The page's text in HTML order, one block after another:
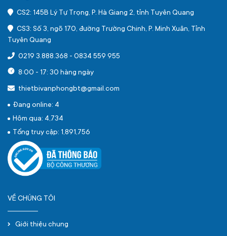
CS2: 145B Lý Tự Trọng, P. Hà Giang 2, tỉnh Tuyên Quang
CS3: Số 3, ngõ 170, đường Trường Chinh, P. Minh Xuân, Tỉnh
Tuyên Quang
0219 3.888.368 - 0834 559 955
8:00 - 17: 30 hàng ngày
thietbivanphongbt@gmail.com
Đang online: 4
Hôm qua: 4,734
Tổng truy cập: 1,891,756
VỀ CHÚNG TÔI
Giới thiệu chung